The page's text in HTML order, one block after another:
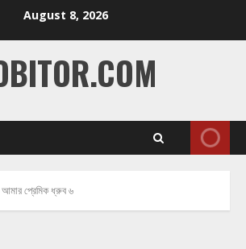
August 8, 2026
আমার প্রেমিক ধ্রুব ৬